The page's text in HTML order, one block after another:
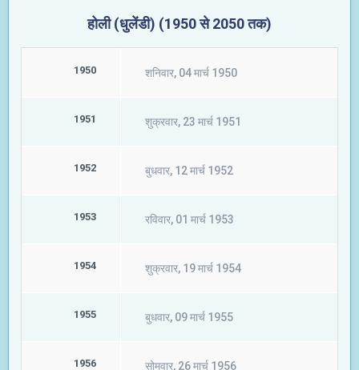
होली (धुलेंडी) (1950 से 2050 तक)
1950 शनिवार, 04 मार्च 1950
1951 शुक्रवार, 23 मार्च 1951
1952 बुधवार, 12 मार्च 1952
1953 रविवार, 01 मार्च 1953
1954 शुक्रवार, 19 मार्च 1954
1955 बुधवार, 09 मार्च 1955
1956 सोमवार, 26 मार्च 1956